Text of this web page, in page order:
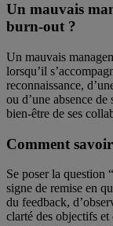
Un mauvais
burn-out ?
Un mauvais
lorsqu’il
reconnaissance,
ou d’une absence
bien-être de ses
Comment
Se poser la question
signe de remise en
du feedback,
clarté des objectifs